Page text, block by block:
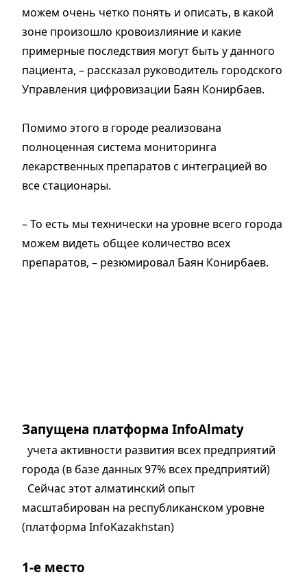
можем очень четко понять и описать, в какой
зоне произошло кровоизлияние и какие
примерные последствия могут быть у данного
пациента, – рассказал руководитель городского
Управления цифровизации Баян Конирбаев.
Помимо этого в городе реализована
полноценная система мониторинга
лекарственных препаратов с интеграцией во
все стационары.
– То есть мы технически на уровне всего города
можем видеть общее количество всех
препаратов, – резюмировал Баян Конирбаев.
Запущена платформа InfoAlmaty
учета активности развития всех предприятий
города (в базе данных 97% всех предприятий)
Сейчас этот алматинский опыт
масштабирован на республиканском уровне
(платформа InfoKazakhstan)
1-е место